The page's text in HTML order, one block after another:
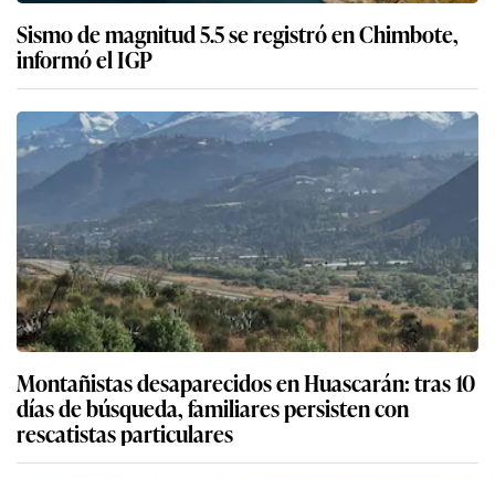
Sismo de magnitud 5.5 se registró en Chimbote,
informó el IGP
Montañistas desaparecidos en Huascarán: tras 10
días de búsqueda, familiares persisten con
rescatistas particulares